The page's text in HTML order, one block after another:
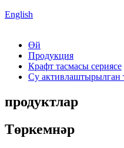
English
Өй
Продукция
Крафт тасмасы сериясе
Су активлаштырылган
продуктлар
Төркемнәр